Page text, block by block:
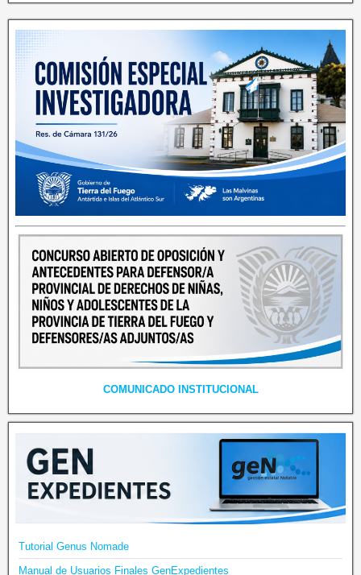
COMUNICADO INSTITUCIONAL
Tutorial Genus Nomade
Manual de Usuarios Finales GenExpedientes